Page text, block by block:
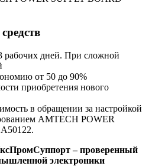
рабочих дней. При сложной
от 50 до 90%
приобретения нового
в обращении за настройкой
AMTECH POWER
– проверенный
электроники